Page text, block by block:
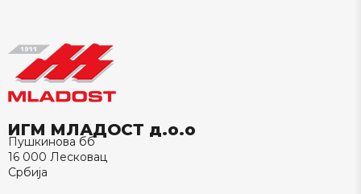
ИГМ МЛАДОСТ д.о.о
Пушкинова бб
16 000 Лесковац
Србија